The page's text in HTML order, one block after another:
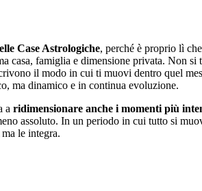
Case Astrologiche, perché è proprio lì
casa, famiglia e dimensione privata. Non
il modo in cui ti muovi dentro quel
ma dinamico e in continua evoluzione.
a ridimensionare anche i momenti più
assoluto. In un periodo in cui tutto si
le integra.